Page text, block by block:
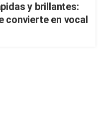
y brillantes:
convierte en vocal